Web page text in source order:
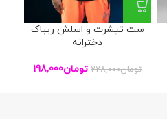
ست تیشرت و اسلش ریباک
دخترانه
تومان228,000 تومان198,000